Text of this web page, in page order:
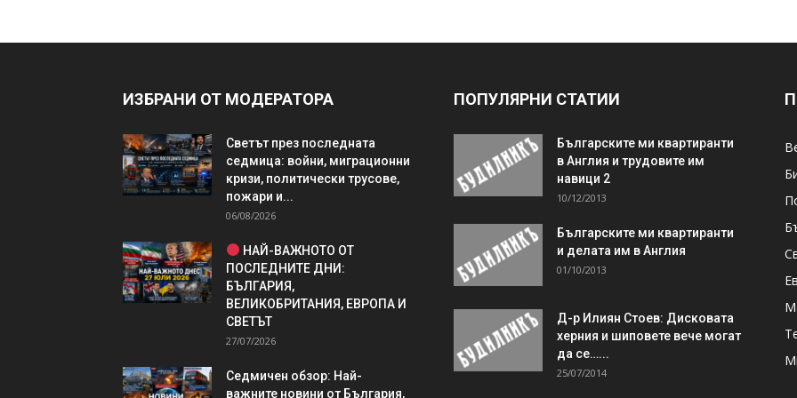
ИЗБРАНИ ОТ МОДЕРАТОРА
Светът през последната
седмица: войни, миграционни
кризи, политически трусове,
пожари и...
06/08/2026
НАЙ-ВАЖНОТО ОТ
ПОСЛЕДНИТЕ ДНИ:
БЪЛГАРИЯ,
ВЕЛИКОБРИТАНИЯ, ЕВРОПА И
СВЕТЪТ
27/07/2026
Седмичен обзор: Най-
важните новини от България,
ПОПУЛЯРНИ СТАТИИ
Българските ми квартиранти
в Англия и трудовите им
навици 2
10/12/2013
Българските ми квартиранти
и делата им в Англия
01/10/2013
Д-р Илиян Стоев: Дисковата
херния и шиповете вече могат
да се…...
25/07/2014